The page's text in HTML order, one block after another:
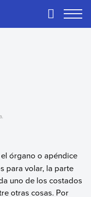
Primary
órgano o apéndice
para volar, la parte
uno de los costados
otras cosas. Por